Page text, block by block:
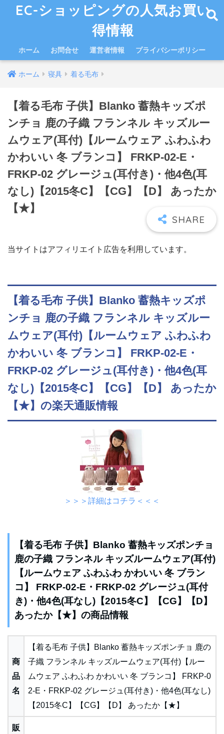
EC-ショッピングの人気お買い
得情報
ホーム お問合せ 運営者情報 プライバシーポリシー
ホーム 寝具 着る毛布
【着る毛布 子供】Blanko 蓄熱キッズポ
ンチョ 鹿の子織 フランネル キッズルー
ムウェア(耳付)【ルームウェア ふわふわ
かわいい 冬 ブランコ】 FRKP-02-E・
FRKP-02 グレージュ(耳付き)・他4色(耳
なし)【2015冬C】【CG】【D】 あったか
【★】
当サイトはアフィリエイト広告を利用しています。
【着る毛布 子供】Blanko 蓄熱キッズポ
ンチョ 鹿の子織 フランネル キッズルー
ムウェア(耳付)【ルームウェア ふわふわ
かわいい 冬 ブランコ】 FRKP-02-E・
FRKP-02 グレージュ(耳付き)・他4色(耳
なし)【2015冬C】【CG】【D】 あったか
【★】の楽天通販情報
＞＞＞詳細はコチラ＜＜＜
【着る毛布 子供】Blanko 蓄熱キッズポンチョ
鹿の子織 フランネル キッズルームウェア(耳付)
【ルームウェア ふわふわ かわいい 冬 ブラン
コ】 FRKP-02-E・FRKP-02 グレージュ(耳付
き)・他4色(耳なし)【2015冬C】【CG】【D】
あったか【★】の商品情報
商
品
名
【着る毛布 子供】Blanko 蓄熱キッズポンチョ 鹿の
子織 フランネル キッズルームウェア(耳付)【ルー
ムウェア ふわふわ かわいい 冬 ブランコ】 FRKP-0
2-E・FRKP-02 グレージュ(耳付き)・他4色(耳なし)
【2015冬C】【CG】【D】 あったか【★】
販